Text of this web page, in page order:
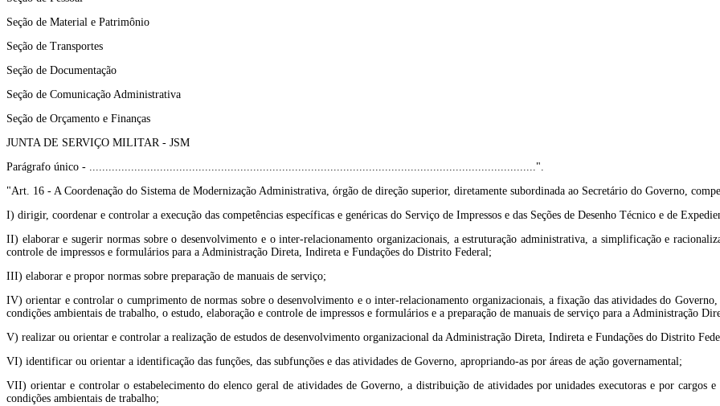
Seção de Material e Patrimônio
Seção de Transportes
Seção de Documentação
Seção de Comunicação Administrativa
Seção de Orçamento e Finanças
JUNTA DE SERVIÇO MILITAR - JSM
Parágrafo único - ...........................................................................................................................................".
"Art. 16 - A Coordenação do Sistema de Modernização Administrativa, órgão de direção superior, diretamente subordinada ao Secretário do Governo,
I) dirigir, coordenar e controlar a execução das competências específicas e genéricas do Serviço de Impressos e das Seções de Desenho Técnico e de
II) elaborar e sugerir normas sobre o desenvolvimento e o inter-relacionamento organizacionais, a estruturação administrativa, a simplificação e
controle de impressos e formulários para a Administração Direta, Indireta e Fundações do Distrito Federal;
III) elaborar e propor normas sobre preparação de manuais de serviço;
IV) orientar e controlar o cumprimento de normas sobre o desenvolvimento e o inter-relacionamento organizacionais, a fixação das atividades do
condições ambientais de trabalho, o estudo, elaboração e controle de impressos e formulários e a preparação de manuais de serviço para a Administração
V) realizar ou orientar e controlar a realização de estudos de desenvolvimento organizacional da Administração Direta, Indireta e Fundações do Distrito
VI) identificar ou orientar a identificação das funções, das subfunções e das atividades de Governo, apropriando-as por áreas de ação governamental;
VII) orientar e controlar o estabelecimento do elenco geral de atividades de Governo, a distribuição de atividades por unidades executoras e por cargos
condições ambientais de trabalho;